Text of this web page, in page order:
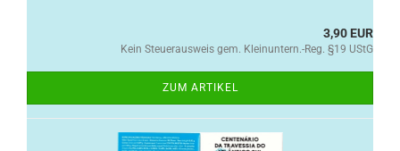
3,90 EUR
Kein Steuerausweis gem. Kleinuntern.-Reg. §19 UStG
ZUM ARTIKEL